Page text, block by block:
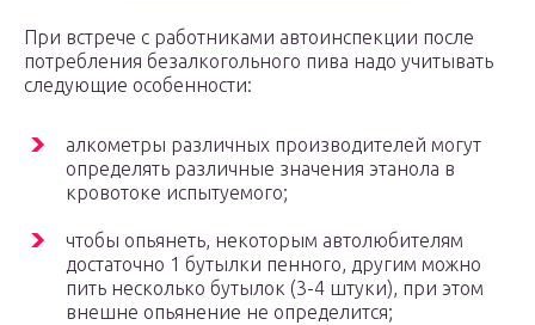
При встрече с работниками автоинспекции после
потребления безалкогольного пива надо учитывать
следующие особенности:
алкометры различных производителей могут
определять различные значения этанола в
кровотоке испытуемого;
чтобы опьянеть, некоторым автолюбителям
достаточно 1 бутылки пенного, другим можно
пить несколько бутылок (3-4 штуки), при этом
внешне опьянение не определится;